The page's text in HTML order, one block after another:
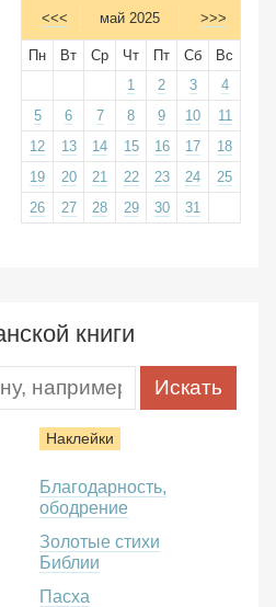
<<< май 2025 >>>
Пн Вт Ср Чт Пт Сб
Вс
1
2 3
4
5
6 7 8 9 10
11
12
13 14 15 16 17
18
19
20 21 22 23 24
25
26
27 28 29 30 31
книги
Наклейки
Благодарность,
ободрение
Золотые стихи
Библии
Пасха